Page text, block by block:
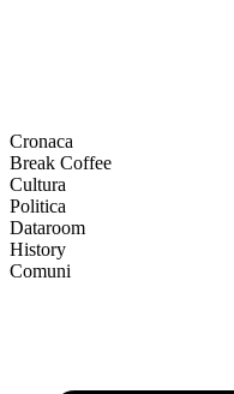
Cronaca
Break Coffee
Cultura
Politica
Dataroom
History
Comuni